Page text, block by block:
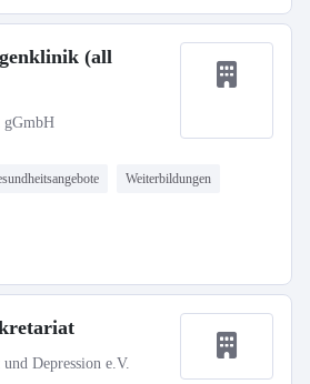
(all
Weiterbildungen
Depression e.V.